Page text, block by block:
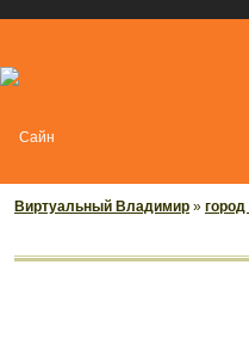
Виртуальный Владимир »